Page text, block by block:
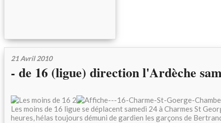
21 Avril 2010
- de 16 (ligue) direction l'Ardèche
Les moins de 16 ligue se déplacent samedi 24 à Charmes St
heures, hélas toujours démuni de gardien les garçons de